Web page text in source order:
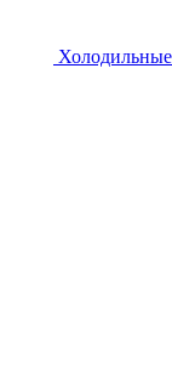
Холодильные